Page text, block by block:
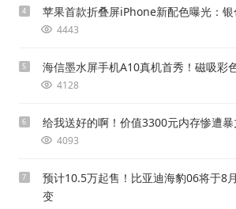
4 苹果首款折叠屏iPhone新配色曝光：
4443
5 海信墨水屏手机A10真机首秀！磁吸彩
4128
6 给我送好的啊！价值3300元内存惨遭
4093
7
预计10.5万起售！比亚迪海豹06将于8
变